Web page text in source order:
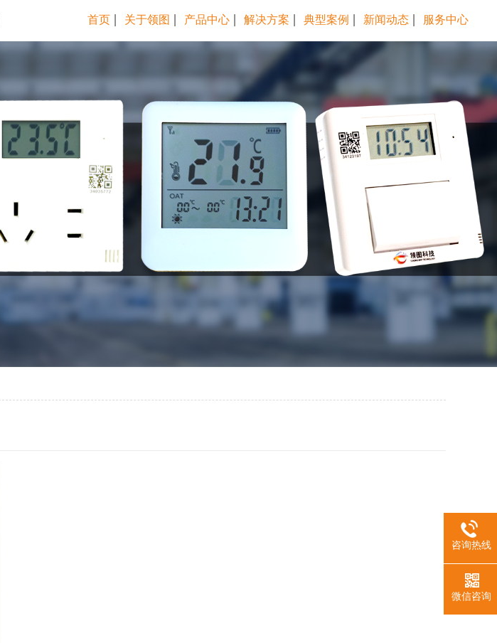
首页 关于领图 产品中心 解决方案 典型案例 新闻动态 服务中心
咨询热线
微信咨询